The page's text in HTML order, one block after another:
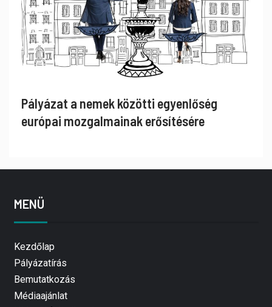
Pályázat a nemek közötti egyenlőség
európai mozgalmainak erősítésére
MENÜ
Kezdőlap
Pályázatírás
Bemutatkozás
Médiaajánlat